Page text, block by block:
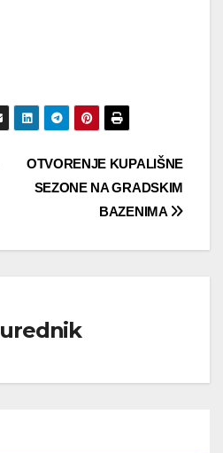
OTVORENJE KUPALIŠNE
SEZONE NA GRADSKIM
BAZENIMA
urednik